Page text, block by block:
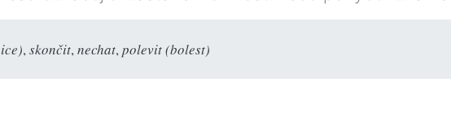
, skončit, nechat, polevit (bolest)